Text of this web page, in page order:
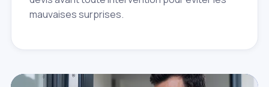
mauvaises surprises.